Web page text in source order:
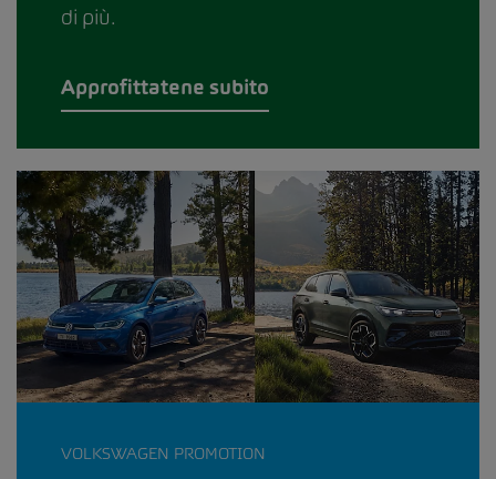
di più.
Approfittatene subito
VOLKSWAGEN PROMOTION